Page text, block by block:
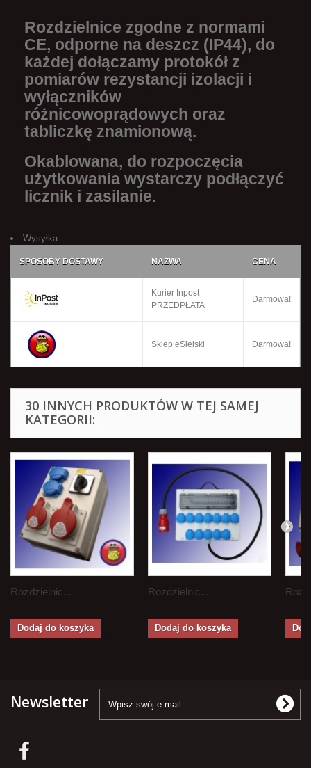
Rozdzielnice zgodne z normami
CE, odporne na deszcz (IP44), do
każdej dołączamy protokół z
pomiarów rezystancji izolacji i
wyłączników
różnicowoprądowych oraz
tabliczkę znamionową.
Okablowana, do rozpoczęcia
użytkowania wystarczy podłączyć
licznik i zasilanie.
Wysyłka
SPOSOBY DOSTAWY NAZWA CENA
Kurier Inpost
PRZEDPŁATA
Darmowa!
Sklep eSielski Darmowa!
30 INNYCH PRODUKTÓW W TEJ SAMEJ
KATEGORII:
Rozdzielnic...
Dodaj do koszyka
Rozdzielnic...
Dodaj do koszyka
Newsletter